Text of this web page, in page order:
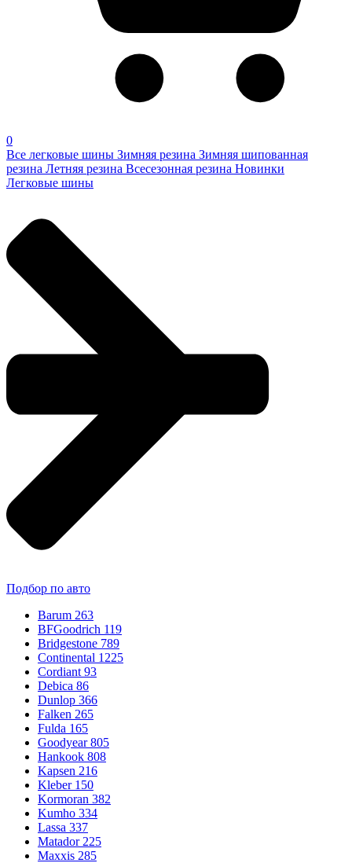
0
Все легковые шины Зимняя резина Зимняя шипованная
резина Летняя резина Всесезонная резина Новинки
Легковые шины
Подбор по авто
Barum 263
BFGoodrich 119
Bridgestone 789
Continental 1225
Cordiant 93
Debica 86
Dunlop 366
Falken 265
Fulda 165
Goodyear 805
Hankook 808
Kapsen 216
Kleber 150
Kormoran 382
Kumho 334
Lassa 337
Matador 225
Maxxis 285